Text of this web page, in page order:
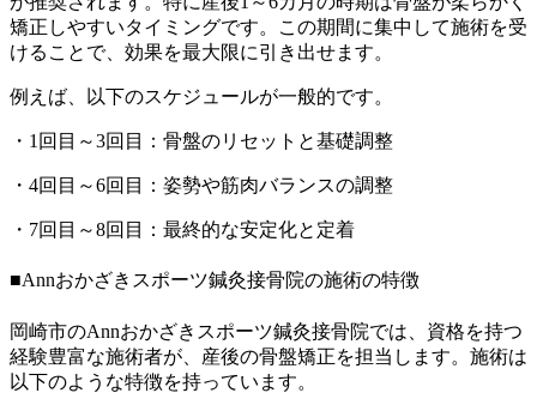
矯正しやすいタイミングです。この期間に集中して施術を受
けることで、効果を最大限に引き出せます。
例えば、以下のスケジュールが一般的です。
・1回目～3回目：骨盤のリセットと基礎調整
・4回目～6回目：姿勢や筋肉バランスの調整
・7回目～8回目：最終的な安定化と定着
■Annおかざきスポーツ鍼灸接骨院の施術の特徴
岡崎市のAnnおかざきスポーツ鍼灸接骨院では、資格を持つ
経験豊富な施術者が、産後の骨盤矯正を担当します。施術は
以下のような特徴を持っています。